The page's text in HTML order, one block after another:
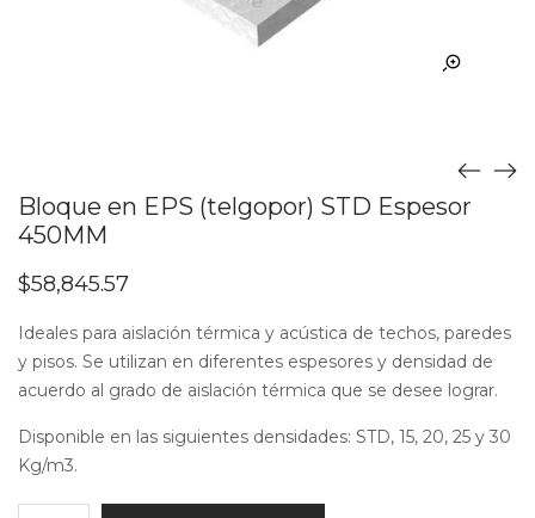
Bloque en EPS (telgopor) STD Espesor
450MM
$58,845.57
Ideales para aislación térmica y acústica de techos, paredes
y pisos. Se utilizan en diferentes espesores y densidad de
acuerdo al grado de aislación térmica que se desee lograr.
Disponible en las siguientes densidades: STD, 15, 20, 25 y 30
Kg/m3.